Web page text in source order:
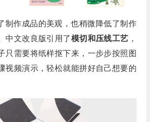
制作成品的美观，也稍微降低了制作
中文改良版引用了模切和压线工艺 ，
只需要将纸样抠下来，一步步按照图
视频演示，轻松就能拼好自己想要的